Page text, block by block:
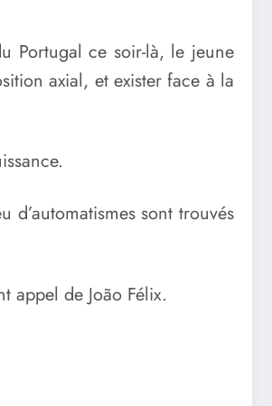
Portugal ce soir-là, le jeune
axial, et exister face à la
sont trouvés
appel de João Félix.